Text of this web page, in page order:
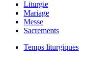
Liturgie
Mariage
Messe
Sacrements
Temps liturgiques